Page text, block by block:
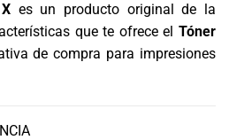
es un producto original de la
que te ofrece elTóner
de compra para impresiones